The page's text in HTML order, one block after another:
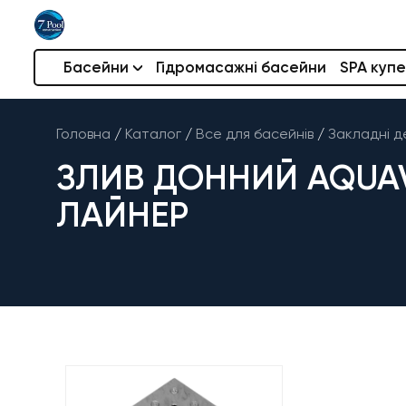
Басейни Гідромасажні басейни SPA
Головна / Каталог / Все для басейнів / Закладні
ЗЛИВ ДОННИЙ
ЛАЙНЕР